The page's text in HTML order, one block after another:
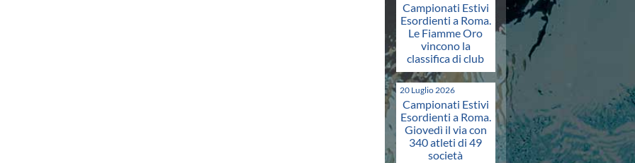
Campionati Estivi
Esordienti a Roma.
Le Fiamme Oro
vincono la
classifica di club
20 Luglio 2026
Campionati Estivi
Esordienti a Roma.
Giovedì il via con
340 atleti di 49
società